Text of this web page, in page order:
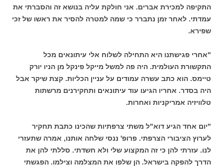
התקיפה למכירת אברים. אני חולקת עליה בנושא זה והסברתי את
עמדתי. לאחר זמן נתברר כי שמה למטרה להסיר את ראשו של זכי
שפירא.
"אחרי פגישתנו היא התחילה לשלוח אלי עיתונאים מכל
התקשורת העולמית. היה פה למשל מייקל פינקל מן הניו יורק
טיימס. הוא כתב עשרה עמודים על עניין הכליות. קצת שיקר אבל
היה בסדר. אחריו הגיעו עוד עיתונאים ותחקירנים מרשתות
טלוויזיה אמריקניות ואחרות.
"יום אחד הגיע דוא"ל משתי צרפתיות שהכינו כתבת תחקיר
לערוץ הציבורי הצרפתי. פרופ' ננסי שלחה אותנו, אמרה שתעזרי
לנו. עזרתי להן כי זה המקצוע שלי ולא חשדתי. סללתי להן את
הדרך להפקה בישראל. הן שלפו את המצלמה וצילמו. הפגשתי